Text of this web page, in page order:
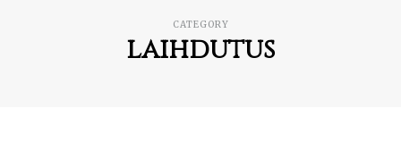
CATEGORY
laihdutus